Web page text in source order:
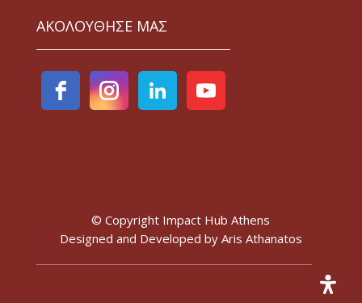
ΑΚΟΛΟΥΘΗΣΕ ΜΑΣ
© Copyright Impact Hub Athens
Designed and Developed by Aris Athanatos